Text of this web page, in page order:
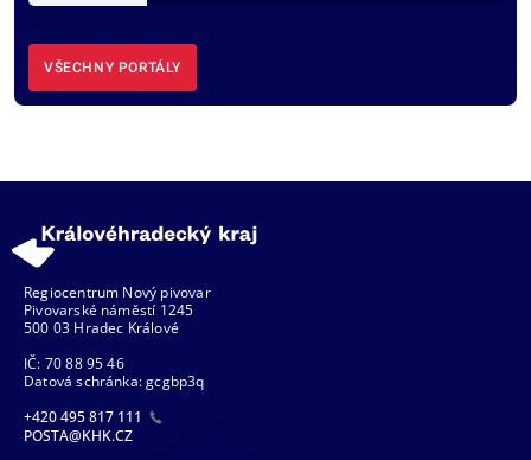
VŠECHNY PORTÁLY
Regiocentrum Nový pivovar
Pivovarské náměstí 1245
500 03 Hradec Králové
IČ: 70 88 95 46
Datová schránka: gcgbp3q
+420 495 817 111
POSTA@KHK.CZ